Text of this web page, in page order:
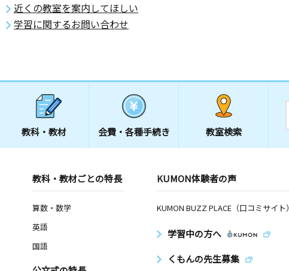
近くの教室を案内してほしい
学習に関するお問い合わせ
教科・教材 会費・ 各種手続き 教室検索
教科・教材ごとの特長
算数・数学
英語
国語
KUMON体験者の声
KUMON BUZZ PLACE（口コミサイト）
学習中の方へ
くもんの先生募集